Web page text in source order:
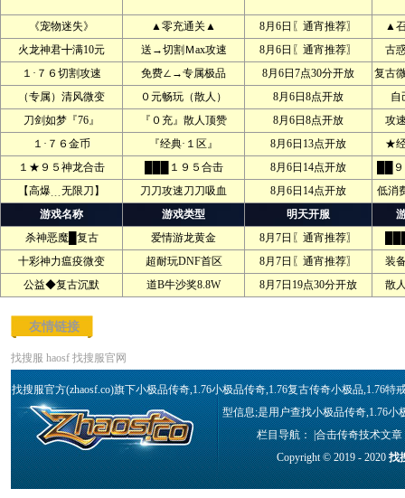
《宠物迷失》 ▲零充通关▲ 8月6日〖通宵推荐〗
▲
火龙神君╋满10元
送→切割Ｍax攻速 8月6日〖通宵推荐〗
古
１·７６切割攻速
免费∠→专属极品 8月6日7点30分开放
复古
（专属）清风微变
０元畅玩（散人） 8月6日8点开放
自
刀剑如梦『76』
『０充』散人顶赞 8月6日8点开放
攻
１·７６金币
『经典·１区』 8月6日13点开放
★
１★９５神龙合击
███１９５合击 8月6日14点开放
██
【高爆﹍无限刀】
刀刀攻速刀刀吸血 8月6日14点开放
低消
游戏名称
游戏类型 明天开服
杀神恶魔█复古
爱情游龙黄金 8月7日〖通宵推荐〗
十彩神力瘟疫微变
超耐玩DNF首区 8月7日〖通宵推荐〗
装
公益◆复古沉默
道B牛沙奖8.8W 8月7日19点30分开放 散
友情链接
找搜服 haosf 找搜服官网
找搜服官方(zhaosf.co)旗下小极品传奇,1.76小极品传奇,1.76复古传奇小极品,1.76
型信息;是用户查找小极品传奇,1.76小
栏目导航： |合击传奇技术文章
Copyright © 2019 - 2020找